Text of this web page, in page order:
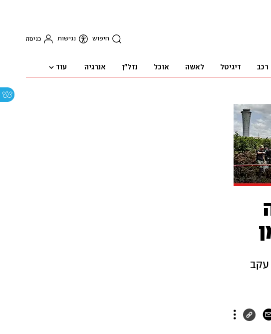
חיפוש נגישות כניסה
רכב דיגיטל לאשה אוכל נדל"ן אנרגיה עוד
עקב